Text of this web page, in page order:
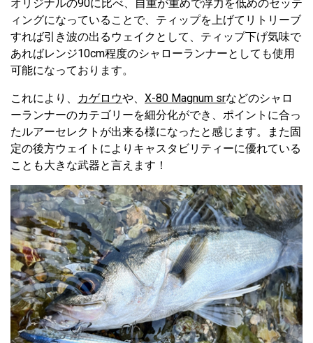
オリジナルの90に比べ、自重が重めで浮力を低めのセッテ
ィングになっていることで、ティップを上げてリトリーブ
すれば引き波の出るウェイクとして、ティップ下げ気味で
あればレンジ10cm程度のシャローランナーとしても使用
可能になっております。
これにより、 カゲロウや、 X-80 Magnum srなどのシャロ
ーランナーのカテゴリーを細分化ができ、ポイントに合っ
たルアーセレクトが出来る様になったと感じます。また固
定の後方ウェイトによりキャスタビリティーに優れている
ことも大きな武器と言えます！